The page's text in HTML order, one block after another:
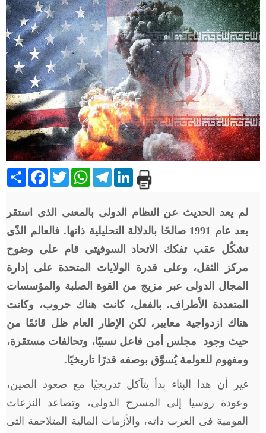
Share Facebook
TwitterWhatsAppTelegramLinkedIn
لم يعد الحديث عن النظام الدولى بالمعنى الذى استقر
بعد عام 1991 صالحًا بالدلالة التحليلية ذاتها. فالعالم الذًى
تشكّل عقب تفكك الاتحاد السوفيتى قام على وضوح
مركز الثقل، وعلى قدرة الولايات المتحدة على إدارة
المجال الدولى عبر مزيج من القوة الصلبة والمؤسسات
المتعددة الأطراف. بالفعل، كانت هناك حروب، وكانت
هناك ازدواجية معايير، لكن الإطار العام ظل قائمًا من
حيث وجود مجلس أمن فاعل نسبيًا، وتحالفات مستقرة،
ومفهوم للعولمة يُسوَّق بوصفه قدرًا تاريخيًا.
غير أن هذا البناء بدأ يتآكل تدريجيًا مع صعود الصين،
وعودة روسيا إلى المسرح الدولى، وتصاعد النزعات
القومية فى الغرب ذاته، والأزمات المالية المتلاحقة التى